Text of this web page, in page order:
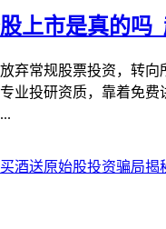
上市是真的吗
弃常规股票投资，转
业投研资质，靠着免